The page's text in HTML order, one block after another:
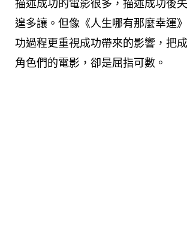
描述成功的電影很多，描述成功後
遑多讓。但像《人生哪有那麼幸運
功過程更重視成功帶來的影響，把
角色們的電影，卻是屈指可數。